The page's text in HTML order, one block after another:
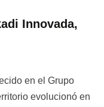
Innovada,
en el Grupo
evolucionó en